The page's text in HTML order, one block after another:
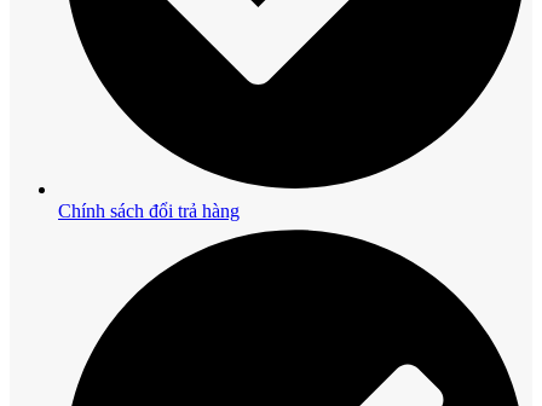
Chính sách đổi trả hàng